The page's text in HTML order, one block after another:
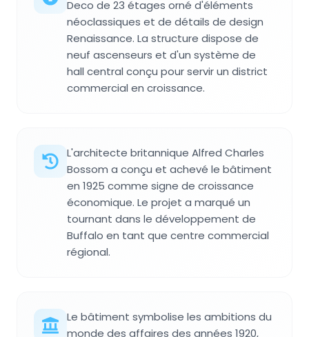
Deco de 23 étages orné d'éléments
néoclassiques et de détails de design
Renaissance. La structure dispose de
neuf ascenseurs et d'un système de
hall central conçu pour servir un district
commercial en croissance.
L'architecte britannique Alfred Charles
Bossom a conçu et achevé le bâtiment
en 1925 comme signe de croissance
économique. Le projet a marqué un
tournant dans le développement de
Buffalo en tant que centre commercial
régional.
Le bâtiment symbolise les ambitions du
monde des affaires des années 1920,